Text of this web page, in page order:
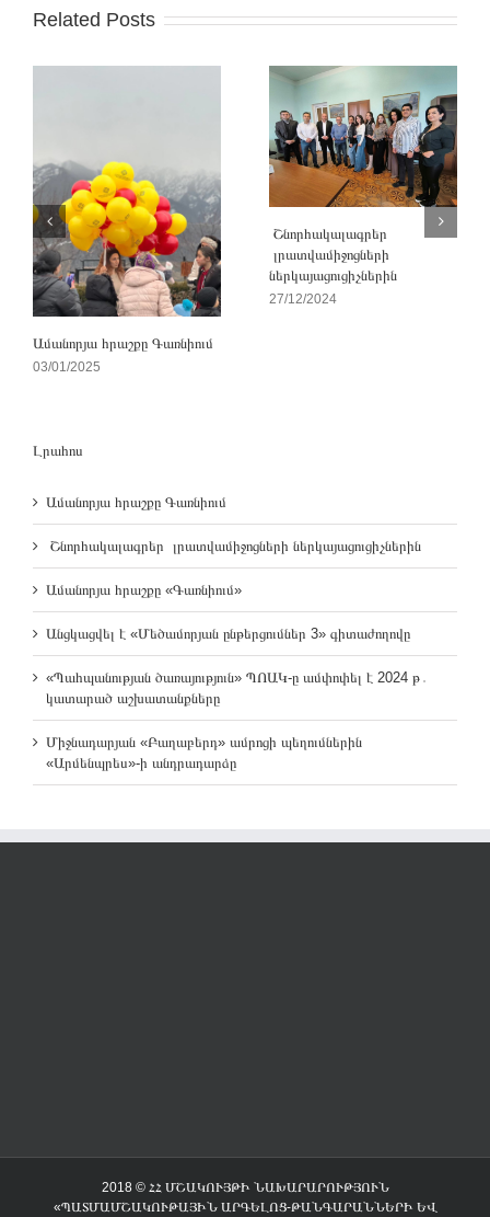
Related Posts
Ամանորյա հրաշքը Գառնիում
03/01/2025
Շնորհակալագրեր
լրատվամիջոցների
ներկայացուցիչներին
27/12/2024
Լրահոս
Ամանորյա հրաշքը Գառնիում
Շնորհակալագրեր լրատվամիջոցների ներկայացուցիչներին
Ամանորյա հրաշքը «Գառնիում»
Անցկացվել է «Մեծամորյան ընթերցումներ 3» գիտաժողովը
«Պահպանության ծառայություն» ՊՈԱԿ-ը ամփոփել է 2024 թ․
կատարած աշխատանքները
Միջնադարյան «Բաղաբերդ» ամրոցի պեղումներին
«Արմենպրես»-ի անդրադարձը
2018 © ՀՀ ՄՇԱԿՈՒՅԹԻ ՆԱԽԱՐԱՐՈՒԹՅՈՒՆ
«ՊԱՏՄԱՄՇԱԿՈՒԹԱՅԻՆ ԱՐԳԵԼՈՑ-ԹԱՆԳԱՐԱՆՆԵՐԻ ԵՎ